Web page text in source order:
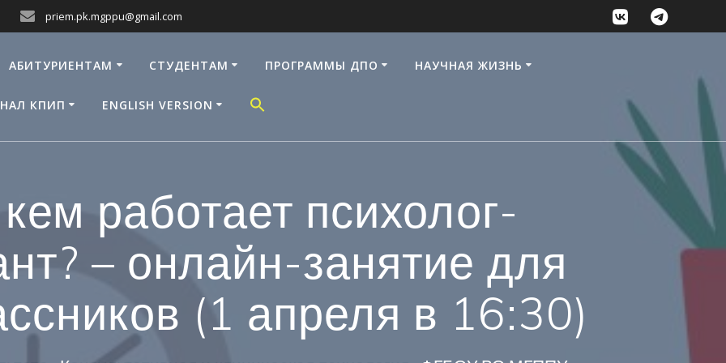
priem.pk.mgppu@gmail.com
АБИТУРИЕНТАМ СТУДЕНТАМ ПРОГРАММЫ ДПО НАУЧНАЯ ЖИЗНЬ
КПИП ENGLISH VERSION
работает психолог-
– онлайн-занятие для
(1 апреля в 16:30)